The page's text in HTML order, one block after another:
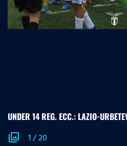
UNDER 14 REG. ECC.: LAZIO-
photo_library 1/20